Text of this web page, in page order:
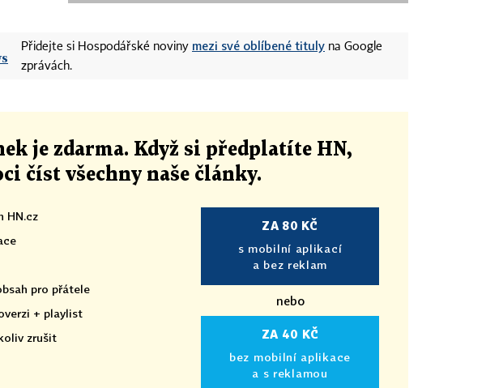
Přidejte si Hospodářské noviny mezi své oblíbené tituly na Google
zprávách.
je zdarma. Když si předplatíte HN,
číst všechny naše články.
HN.cz
pro přátele
+ playlist
zrušit
ZA 80 KČ
s mobilní aplikací
a bez reklam
nebo
ZA 40 KČ
bez mobilní aplikace
a s reklamou